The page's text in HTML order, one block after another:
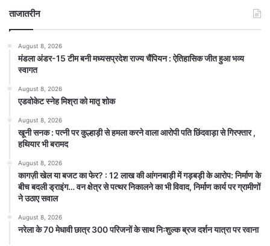
ताजातरीन
August 8, 2026
मंडला अंडर-15 टीम बनी मध्यसप्रदेश राज्य चैंपियन : ऐतिहासिक जीत हुआ भव्य
स्वागत
August 8, 2026
एडवोकेट स्नेह मिश्रा को मातृ शोक
August 8, 2026
खूनी सनक : पत्नी पर कुल्हाड़ी से हमला करने वाला आरोपी पति छिंदवाड़ा से गिरफ्तार ,
हथियार भी बरामद
August 8, 2026
कागज़ी खेल या बजट का फेर? : 12 लाख की आंगनबाड़ी में गड़बड़ी के आरोप: निर्माण के
बीच बदली ड्राइंग… वन क्षेत्र से पत्थर निकालने का भी विवाद, निर्माण कार्य पर ग्रामीणों
ने उठाए सवाल
August 8, 2026
नरेला के 70 मेधावी छात्र 300 परिजनों के साथ निःशुल्क ब्रज दर्शन यात्रा पर रवाना